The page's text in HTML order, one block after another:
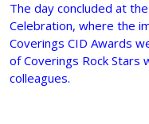
The day concluded at
Celebration, where the
Coverings CID Awards
of Coverings Rock
colleagues.